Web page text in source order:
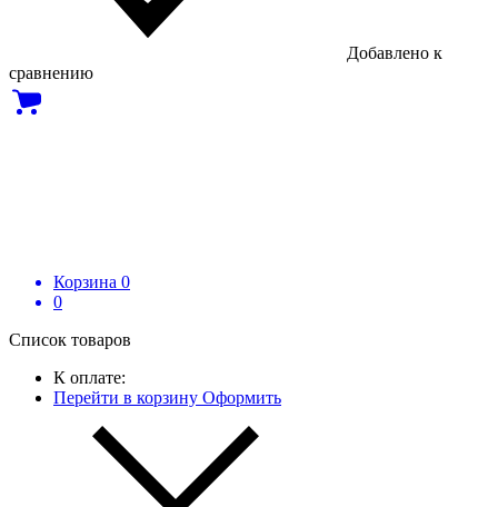
Добавлено к
сравнению
Корзина 0
0
Список товаров
К оплате:
Перейти в корзину Оформить